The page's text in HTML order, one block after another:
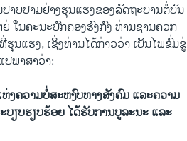
າບ​ປາມ​ຢ່າງ​ຮຸນ​ແຮງ​ຂອງ​ລັດ​ຖະ​ບານ​ຕໍ່​ບັນ​
ໃນຄະນະປົກ​ຄອງຮົງກົງ ທ່ານຊານຄວກ-
ນ​ແຮງ, ເຊິ່ງ​ທ່ານ​ໄດ້ກ່າວ​ວ່າ ເປັນໄພຂົ່ມຂູ່​
ພາສາວ່າ:
ຄວາມບໍ່ສະຫງົບ​ທາງ​ສັງຄົມ ແລະຄວາມ​
ຽບຮຽບຮ້ອຍ ໄດ້ຮັບການບູລະນະ ແລະ